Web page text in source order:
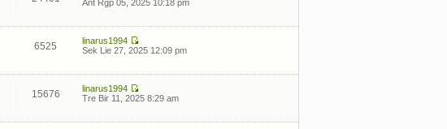
Ant Rgp 05, 2025 10:18 pm
6525
linarus1994
Sek Lie 27, 2025 12:09 pm
15676
linarus1994
Tre Bir 11, 2025 8:29 am